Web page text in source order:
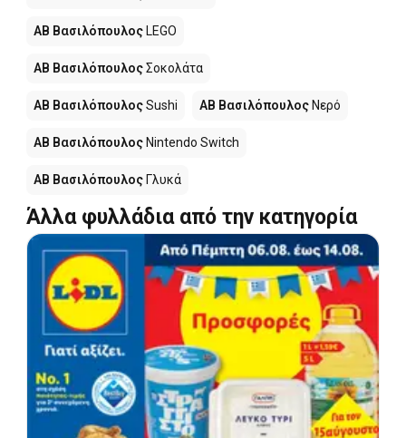
ΑΒ Βασιλόπουλος LEGO
ΑΒ ΒασιλόπουλοςΣοκολάτα
ΑΒ ΒασιλόπουλοςSushi ΑΒ Βασιλόπουλος Νερό
ΑΒ Βασιλόπουλος Nintendo Switch
ΑΒ Βασιλόπουλος Γλυκά
Άλλα φυλλάδια από την κατηγορία